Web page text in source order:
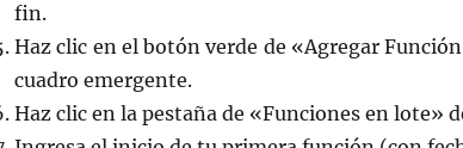
fin.
Haz clic en el botón verde de «Agregar
cuadro emergente.
Haz clic en la pestaña de «Funciones en lote»